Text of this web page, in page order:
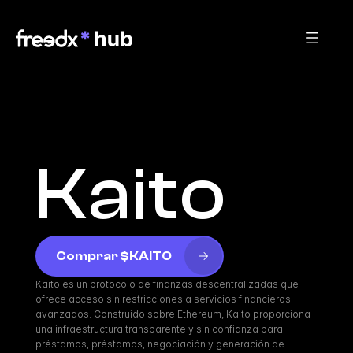
Kaito
Comprar $KAITO
Kaito es un protocolo de finanzas descentralizadas que
ofrece acceso sin restricciones a servicios financieros
avanzados. Construido sobre Ethereum, Kaito proporciona
una infraestructura transparente y sin confianza para
préstamos, préstamos, negociación y generación de